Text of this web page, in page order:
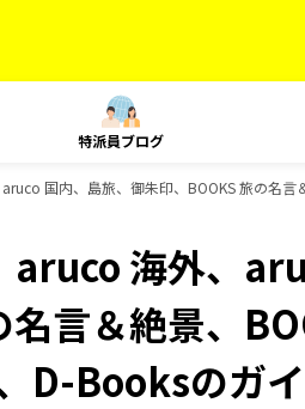
特派員ブログ
国内、島旅、御朱印、BOOKS 旅の名
aruco 海外、
言＆絶景、
D-Booksのガ